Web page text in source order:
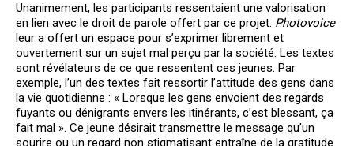
Unanimement, les participants ressentaient une valorisation
en lien avec le droit de parole offert par ce projet. Photovoice
leur a offert un espace pour s’exprimer librement et
ouvertement sur un sujet mal perçu par la société. Les textes
sont révélateurs de ce que ressentent ces jeunes. Par
exemple, l’un des textes fait ressortir l’attitude des gens dans
la vie quotidienne : « Lorsque les gens envoient des regards
fuyants ou dénigrants envers les itinérants, c’est blessant, ça
fait mal ». Ce jeune désirait transmettre le message qu’un
sourire ou un regard non stigmatisant entraîne de la gratitude